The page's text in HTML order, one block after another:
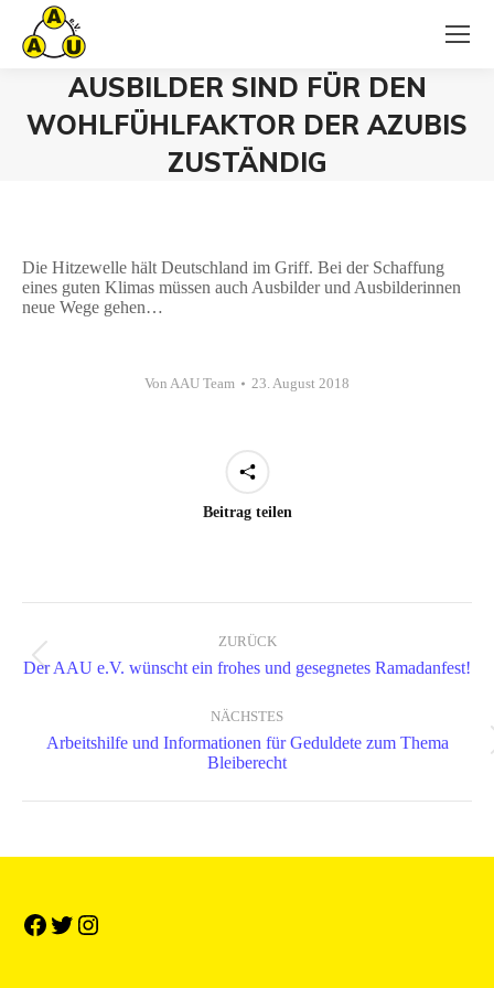
AUSBILDER SIND FÜR DEN
WOHLFÜHLFAKTOR DER AZUBIS
ZUSTÄNDIG
Die Hitzewelle hält Deutschland im Griff. Bei der Schaffung
eines guten Klimas müssen auch Ausbilder und Ausbilderinnen
neue Wege gehen…
Von AAU Team 23. August 2018
Beitrag teilen
ZURÜCK
Vorheriger
Beitrag:
Der AAU e.V. wünscht ein frohes und gesegnetes Ramadanfest!
NÄCHSTES
Nächster
Beitrag:
Arbeitshilfe und Informationen für Geduldete zum Thema
Bleiberecht